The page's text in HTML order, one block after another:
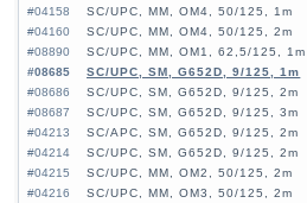
#04158
SC/UPC, MM, OM4, 50/125, 1m
#04160
SC/UPC, MM, OM4, 50/125, 2m
#08890
SC/UPC, MM, OM1, 62,5/125, 1m
#08685
SC/UPC, SM, G652D, 9/125, 1m
#08686
SC/UPC, SM, G652D, 9/125, 2m
#08687
SC/UPC, SM, G652D, 9/125, 3m
#04213
SC/APC, SM, G652D, 9/125, 2m
#04214
SC/UPC, SM, G652D, 9/125, 2m
#04215
SC/UPC, MM, OM2, 50/125, 2m
#04216
SC/UPC, MM, OM3, 50/125, 2m